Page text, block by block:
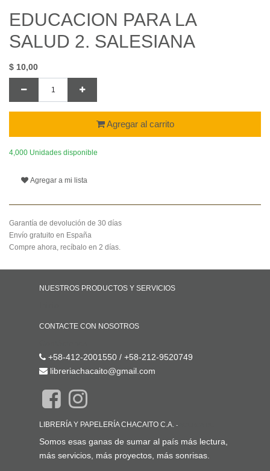
EDUCACION PARA LA
SALUD 2. SALESIANA
$ 10,00
Agregar al carrito
4,000 Unidades disponible
Agregar a mi lista
Garantía de devolución de 30 días
Envío gratuito en España
Compre ahora, recíbalo en 2 días.
NUESTROS PRODUCTOS Y SERVICIOS
CONTACTE CON NOSOTROS
+58-412-2001550 / +58-212-9520749
libreriachacaito@gmail.com
LIBRERÍA Y PAPELERÍA CHACAITO C.A. -
Somos esas ganas de sumar al país más lectura,
más servicios, más proyectos, más sonrisas.